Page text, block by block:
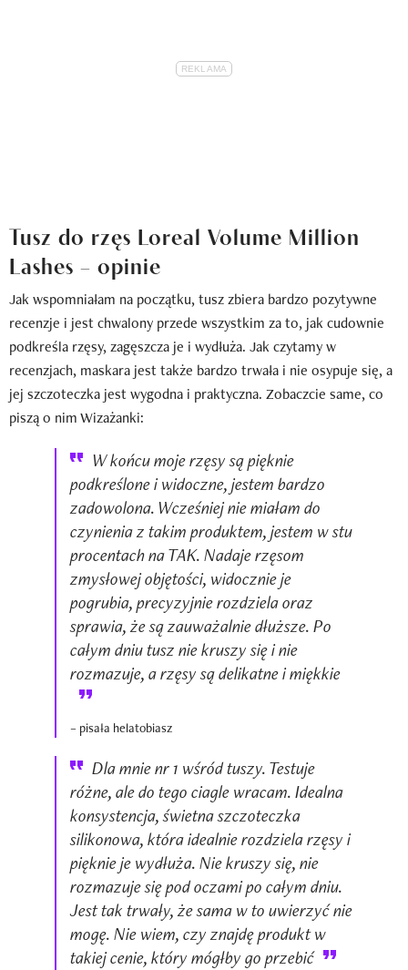
Tusz do rzęs Loreal Volume Million
Lashes – opinie
Jak wspomniałam na początku, tusz zbiera bardzo pozytywne
recenzje i jest chwalony przede wszystkim za to, jak cudownie
podkreśla rzęsy, zagęszcza je i wydłuża. Jak czytamy w
recenzjach, maskara jest także bardzo trwała i nie osypuje się, a
jej szczoteczka jest wygodna i praktyczna. Zobaczcie same, co
piszą o nim Wizażanki:
W końcu moje rzęsy są pięknie
podkreślone i widoczne, jestem bardzo
zadowolona. Wcześniej nie miałam do
czynienia z takim produktem, jestem w stu
procentach na TAK. Nadaje rzęsom
zmysłowej objętości, widocznie je
pogrubia, precyzyjnie rozdziela oraz
sprawia, że są zauważalnie dłuższe. Po
całym dniu tusz nie kruszy się i nie
rozmazuje, a rzęsy są delikatne i miękkie
– pisała helatobiasz
Dla mnie nr 1 wśród tuszy. Testuje
różne, ale do tego ciagle wracam. Idealna
konsystencja, świetna szczoteczka
silikonowa, która idealnie rozdziela rzęsy i
pięknie je wydłuża. Nie kruszy się, nie
rozmazuje się pod oczami po całym dniu.
Jest tak trwały, że sama w to uwierzyć nie
mogę. Nie wiem, czy znajdę produkt w
takiej cenie, który mógłby go przebić